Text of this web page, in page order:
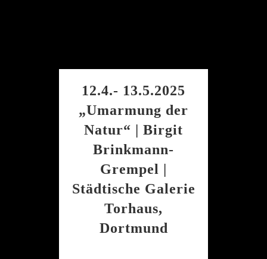
12.4.- 13.5.2025
„Umarmung der
Natur“ | Birgit
Brinkmann-
Grempel |
Städtische Galerie
Torhaus,
Dortmund